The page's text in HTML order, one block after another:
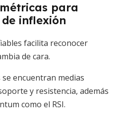
para
inflexión
facilita reconocer
de cara.
encuentran medias
y resistencia, además
como el RSI.